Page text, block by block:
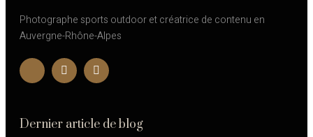
Photographe sports outdoor et créatrice de contenu en
Auvergne-Rhône-Alpes
Dernier article de blog